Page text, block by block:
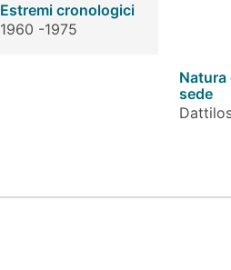
Estremi cronologici
1960 -1975
Natura
sede